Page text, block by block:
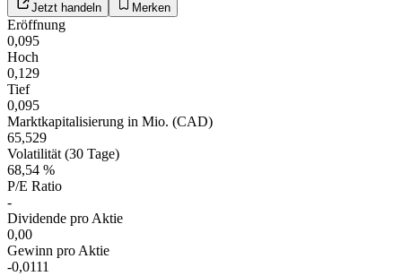
Jetzt handeln Merken
Eröffnung
0,095
Hoch
0,129
Tief
0,095
Marktkapitalisierung in Mio. (CAD)
65,529
Volatilität (30 Tage)
68,54 %
P/E Ratio
-
Dividende pro Aktie
0,00
Gewinn pro Aktie
-0,0111